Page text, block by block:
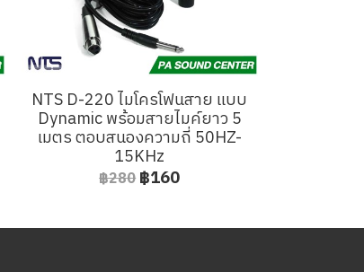
NTS D-220 ไมโครโฟนสาย แบบ
Dynamic พร้อมสายไมค์ยาว 5
เมตร ตอบสนองความถี่ 50HZ-
15KHz
฿280฿160